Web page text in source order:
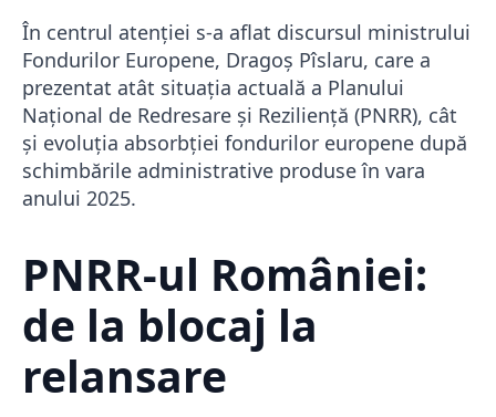
În centrul atenției s-a aflat discursul ministrului
Fondurilor Europene, Dragoș Pîslaru, care a
prezentat atât situația actuală a Planului
Național de Redresare și Reziliență (PNRR), cât
și evoluția absorbției fondurilor europene după
schimbările administrative produse în vara
anului 2025.
PNRR-ul României:
de la blocaj la
relansare